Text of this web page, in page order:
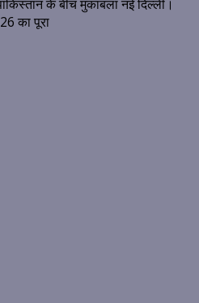
के बीच मुकाबला नई दिल्ली।
का पूरा